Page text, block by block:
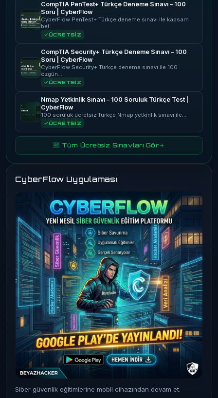
CompTIA PenTest+ Türkçe Deneme Sınavı – 100
Soru | CyberFlow
CyberFlow PenTest+ Türkçe deneme sınavı ile kapsam
bel…
ÜCRETSİZ
CompTIA Security+ Türkçe Deneme Sınavı – 100
Soru | CyberFlow
CyberFlow Security+ Türkçe deneme sınavı ile 100
özgün…
ÜCRETSİZ
Nmap Yetkinlik Sınavı – 100 Soruluk Türkçe Test |
CyberFlow
100 soruluk ücretsiz Türkçe Nmap yetkinlik sınavı ile…
ÜCRETSİZ
🆓 Tüm Ücretsiz Sınavları Gör
CyberFlow Uygulaması
Siber güvenlik eğitimlerine mobil cihazından devam et.